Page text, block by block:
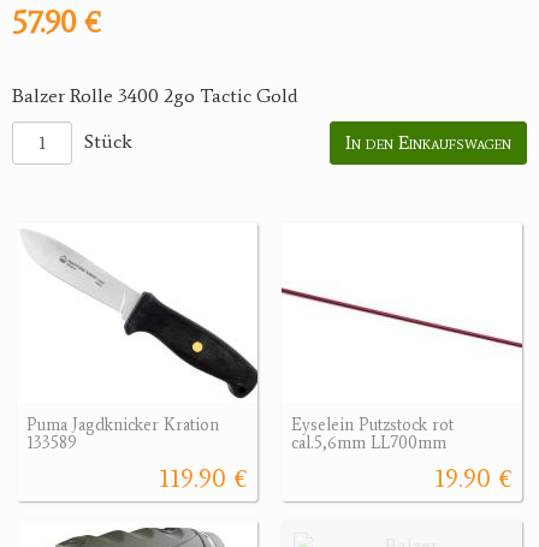
57.90 €
Balzer Rolle 3400 2go Tactic Gold
Stück
In den Einkaufswagen
Puma Jagdknicker Kration
133589
119.90 €
Eyselein Putzstock rot
cal.5,6mm LL700mm
19.90 €